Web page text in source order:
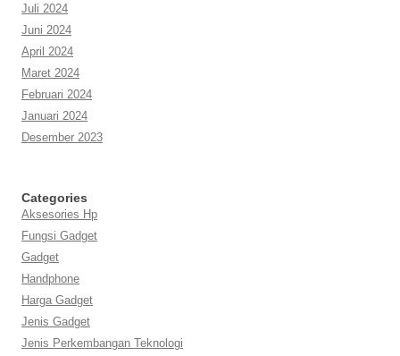
Juli 2024
Juni 2024
April 2024
Maret 2024
Februari 2024
Januari 2024
Desember 2023
Categories
Aksesories Hp
Fungsi Gadget
Gadget
Handphone
Harga Gadget
Jenis Gadget
Jenis Perkembangan Teknologi